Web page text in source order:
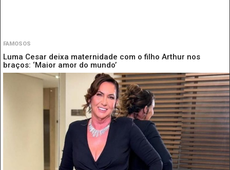
FAMOSOS
Luma Cesar deixa maternidade com o filho Arthur nos
braços: ‘Maior amor do mundo’